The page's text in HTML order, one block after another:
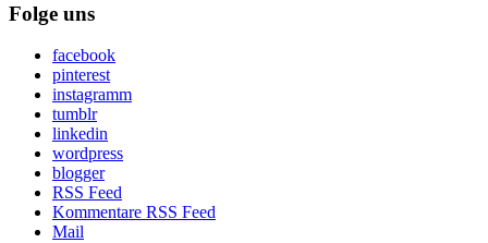
Folge uns
facebook
pinterest
instagramm
tumblr
linkedin
wordpress
blogger
RSS Feed
Kommentare RSS Feed
Mail